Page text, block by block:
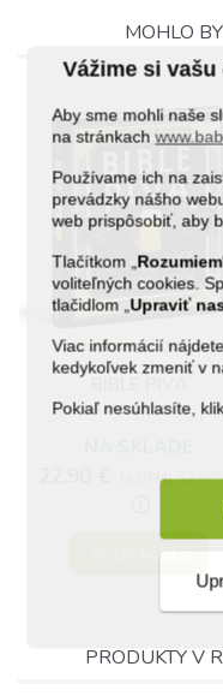
Vážime si vašu
Aby sme mohli naše
na stránkach
Používame ich na
prevádzky nášho
web prispôsobiť, aby
Tlačítkom „Rozumiem
voliteľných cookies.
tlačidlom „Upraviť
Viac informácií nájdete
kedykoľvek zmeniť v
Pokiaľ nesúhlasíte,
MOHLO
(s DPH)
(1)
Do košíka
PRODUKTY V